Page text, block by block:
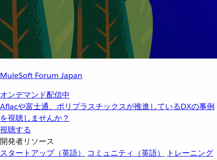
MuleSoft Forum Japan
オンデマンド配信中
Aflacや富士通、ポリプラスチックスが推進しているDXの事例
を視聴しませんか？
視聴する
開発者リソース
スタートアップ（英語）
コミュニティ（英語）
トレーニング